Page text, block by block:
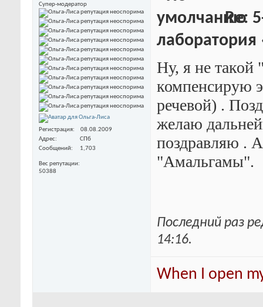
Супер-модератор
Регистрация
08.08.2009
Адрес
СПб
Сообщений
1,703
Вес репутации
50388
Re:
Ну, я не такой
компенсирую
речевой) .
желаю
поздравляю .
"Амальгамы".
Последний раз
14:16.
When I open